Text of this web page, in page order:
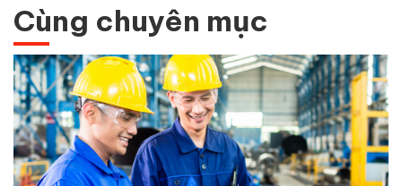
Cùng chuyên mục